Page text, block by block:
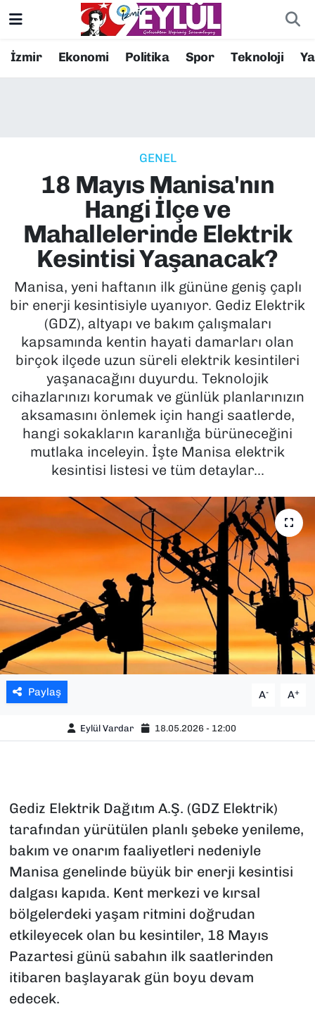
İzmir Ekonomi Politika Spor Teknoloji
GENEL
18 Mayıs Manisa'nın
Hangi İlçe ve
Mahallelerinde Elektrik
Kesintisi Yaşanacak?
Manisa, yeni haftanın ilk gününe geniş çaplı
bir enerji kesintisiyle uyanıyor. Gediz Elektrik
(GDZ), altyapı ve bakım çalışmaları
kapsamında kentin hayati damarları olan
birçok ilçede uzun süreli elektrik kesintileri
yaşanacağını duyurdu. Teknolojik
cihazlarınızı korumak ve günlük planlarınızın
aksamasını önlemek için hangi saatlerde,
hangi sokakların karanlığa bürüneceğini
mutlaka inceleyin. İşte Manisa elektrik
kesintisi listesi ve tüm detaylar...
Paylaş A- A+
Eylül Vardar 18.05.2026 - 12:00
Gediz Elektrik Dağıtım A.Ş. (GDZ Elektrik)
tarafından yürütülen planlı şebeke yenileme,
bakım ve onarım faaliyetleri nedeniyle
Manisa genelinde büyük bir enerji kesintisi
dalgası kapıda. Kent merkezi ve kırsal
bölgelerdeki yaşam ritmini doğrudan
etkileyecek olan bu kesintiler, 18 Mayıs
Pazartesi günü sabahın ilk saatlerinden
itibaren başlayarak gün boyu devam
edecek.
Resmi İlanlar
EKONOMİ
KÜLTÜR SANAT
MAGAZİN
POLİTİKA
SAĞLIK
SPOR
TEKNOLOJİ
YAŞAM
Konak Nöbetçi Eczaneler
Süper Lig Puan Durumu ve Fikstür
Tüm Manşetler
Son Dakika Haberleri
Haber Arşivi